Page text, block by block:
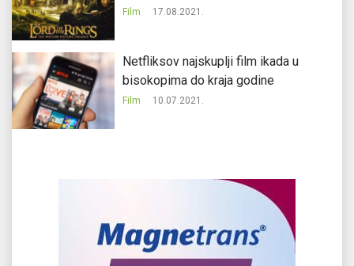
Film 17.08.2021.
Netfliksov najskuplji film ikada u
bisokopima do kraja godine
Film 10.07.2021.